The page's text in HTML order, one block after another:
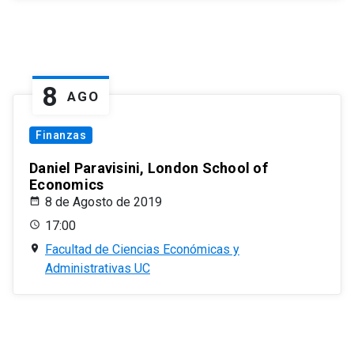
8 AGO
Finanzas
Daniel Paravisini, London School of
Economics
8 de Agosto de 2019
17:00
Facultad de Ciencias Económicas y
Administrativas UC